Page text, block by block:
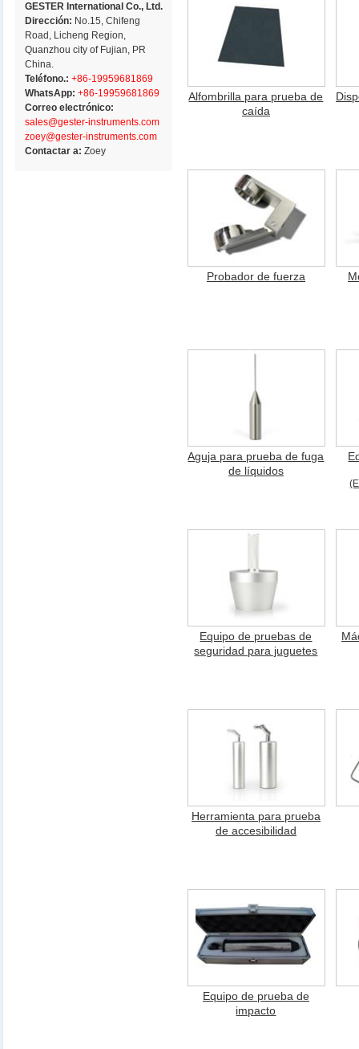
GESTER International Co., Ltd.
Dirección: No.15, Chifeng
Road, Licheng Region,
Quanzhou city of Fujian, PR
China.
Teléfono.: +86-19959681869
WhatsApp: +86-19959681869
Correo electrónico:
sales@gester-instruments.com
zoey@gester-instruments.com
Contactar a:Zoey
Alfombrilla para prueba de
caída
Probador de fuerza
Aguja para prueba de fuga
de líquidos
Equipo de pruebas de
seguridad para juguetes
Herramienta para prueba
de accesibilidad
Equipo de prueba de
impacto